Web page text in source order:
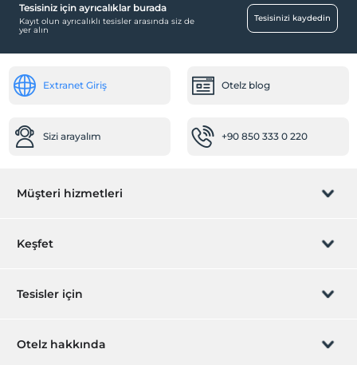
Tesisiniz için ayrıcalıklar burada
Kayıt olun ayrıcalıklı tesisler arasında siz de
yer alın
Tesisinizi kaydedin
Extranet Giriş Otelz blog
Sizi arayalım +90 850 333 0 220
Müşteri hizmetleri
Rezervasyon yönet
Keşfet
Hediye Kart
Tesisler için
Hemen tesisinizi ekleyin
Otelz hakkında